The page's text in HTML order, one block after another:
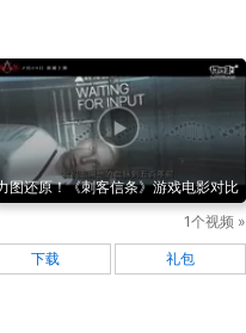
图还原！《刺客信条》游戏电影对比
1个视频 »
下载 礼包